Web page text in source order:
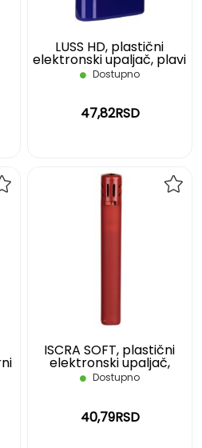
LUSS HD, plastični
elektronski upaljač, plavi
Dostupno
47,82RSD
ISCRA SOFT, plastični
elektronski upaljač,
crveni
Dostupno
40,79RSD